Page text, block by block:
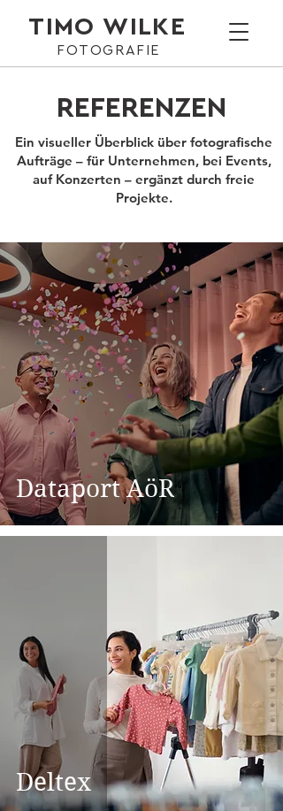
TIMO WILKE
FOTOGRAFIE
REFERENZEN
Ein visueller Überblick über fotografische
Aufträge – für Unternehmen, bei Events,
auf Konzerten – ergänzt durch freie
Projekte.
Dataport AöR
Deltex